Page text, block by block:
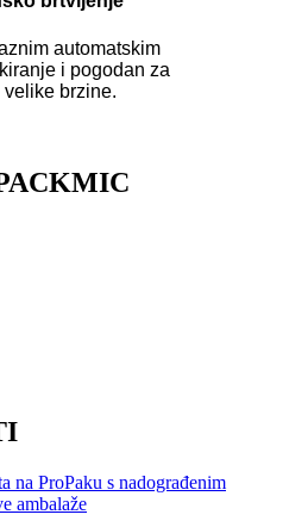
automatskim
i pogodan za
brzine.